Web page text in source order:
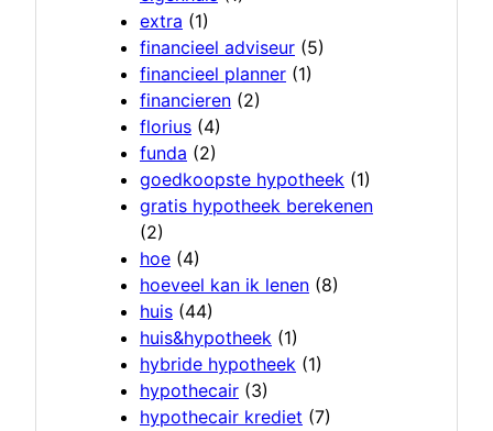
extra (1)
financieel adviseur (5)
financieel planner (1)
financieren (2)
florius (4)
funda (2)
goedkoopste hypotheek (1)
gratis hypotheek berekenen
(2)
hoe (4)
hoeveel kan ik lenen (8)
huis (44)
huis&hypotheek (1)
hybride hypotheek (1)
hypothecair (3)
hypothecair krediet (7)